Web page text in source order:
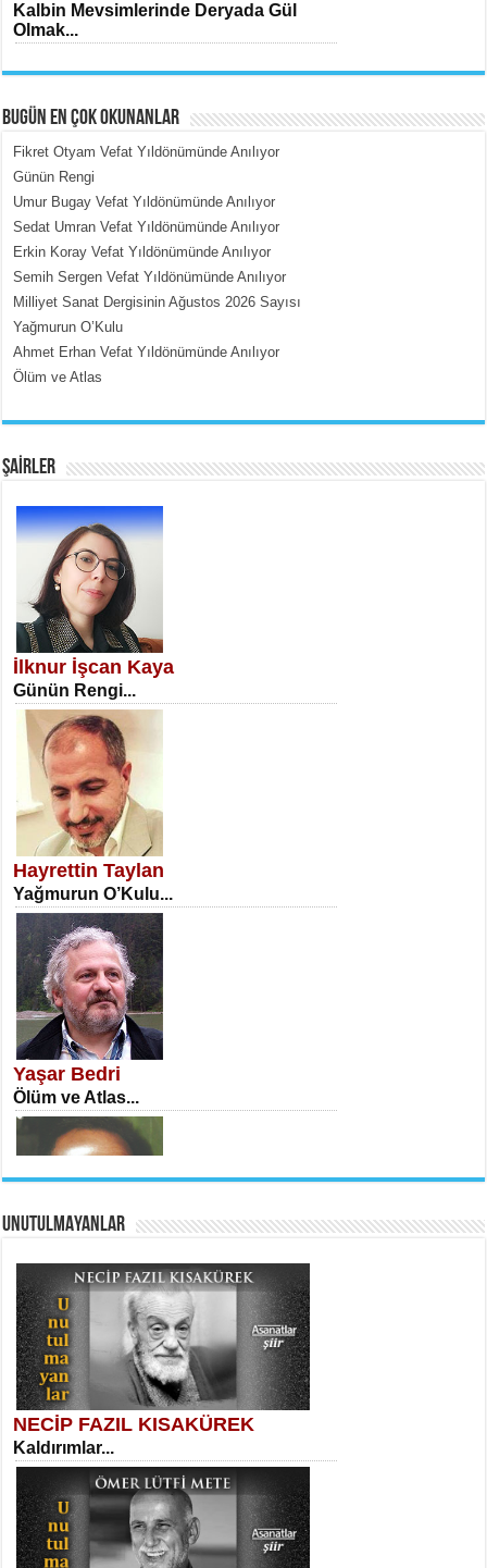
Kalbin Mevsimlerinde Deryada Gül
Olmak...
MEHMET ÇOBAN
İçerdeki Put Dışardaki Maskeler...
SATILMIŞ ÜMİT ÇETİNKAYA
Erkenlik...
NECLA DİLEK ARSLAN
Öğretmenler Günü Mahkemesi...
İSA KARATEPE
Ekranlar Arasında Kaybolan İnsan...
AHMET URFALI
Tahlil Denemesi...
SELAHATTİN YILDIZ
İnsanın Zindanı...
BUGÜN EN ÇOK OKUNANLAR
Fikret Otyam Vefat Yıldönümünde Anılıyor
Günün Rengi
Umur Bugay Vefat Yıldönümünde Anılıyor
Sedat Umran Vefat Yıldönümünde Anılıyor
Erkin Koray Vefat Yıldönümünde Anılıyor
Semih Sergen Vefat Yıldönümünde Anılıyor
Milliyet Sanat Dergisinin Ağustos 2026 Sayısı
Yağmurun O’Kulu
Ahmet Erhan Vefat Yıldönümünde Anılıyor
Ölüm ve Atlas
ŞAİRLER
İlknur İşcan Kaya
Günün Rengi...
Hayrettin Taylan
Yağmurun O’Kulu...
Yaşar Bedri
Ölüm ve Atlas...
Necati Sarıca
Ben Kader Vurgunuyum Maria...
Sibel Orhan
İki Kırık Boşluk...
UNUTULMAYANLAR
NECİP FAZIL KISAKÜREK
Kaldırımlar...